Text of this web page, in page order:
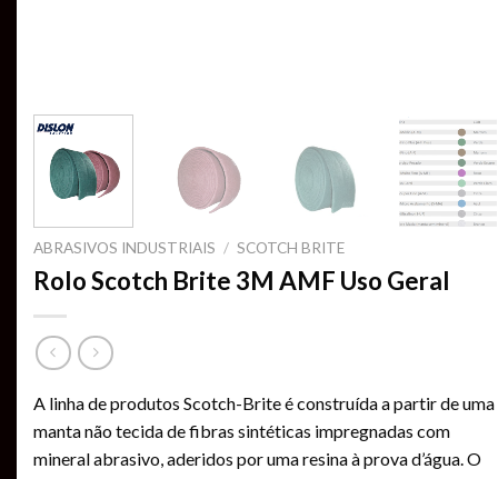
ABRASIVOS INDUSTRIAIS / SCOTCH BRITE
Rolo Scotch Brite 3M AMF Uso Geral
A linha de produtos Scotch-Brite é construída a partir de uma
manta não tecida de fibras sintéticas impregnadas com
mineral abrasivo, aderidos por uma resina à prova d’água. O